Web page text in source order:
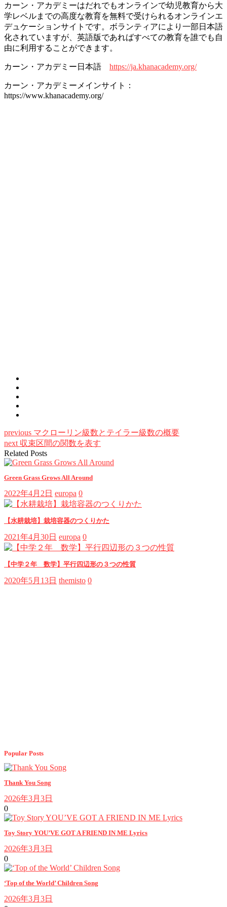
カーン・アカデミーはだれでもオンラインで幼児教育から大
学レベルまでの高度な教育を無料で受けられるオンラインエ
デュケーションサイトです。ボランティアにより一部日本語
化されていますが、英語版であればすべての教育を誰でも自
由に利用することができます。
カーン・アカデミー日本語 https://ja.khanacademy.org/
カーン・アカデミーメインサイト：
https://www.khanacademy.org/
previous マクローリン級数とテイラー級数の概要
next 収束区間の関数を表す
Related Posts
Green Grass Grows All Around
2022年4月2日 europa 0
【水耕栽培】栽培容器のつくりかた
2021年4月30日 europa 0
【中学２年 数学】平行四辺形の３つの性質
2020年5月13日 themisto 0
Popular Posts
Thank You Song
2026年3月3日
0
Toy Story YOU’VE GOT A FRIEND IN ME Lyrics
2026年3月3日
0
‘Top of the World’ Children Song
2026年3月3日